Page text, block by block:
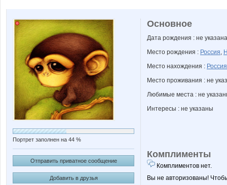
Портрет заполнен на 44 %
Отправить приватное сообщение
Добавить в друзья
Основное
Дата рождения : не указана
Место рождения : Россия,
Место нахождения : Россия
Место проживания : не
Любимые места : не
Интересы : не указаны
Комплименты
Комплиментов нет.
Вы не авторизованы!